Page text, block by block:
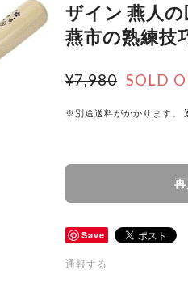
ザイン 燕人
燕市の熟練技
¥7,980 SOLD
※別途送料がかかります。
Save
通報する